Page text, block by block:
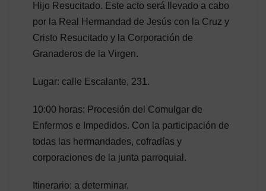
Hijo Resucitado. Este acto será llevado a cabo
por la Real Hermandad de Jesús con la Cruz y
Cristo Resucitado y la Corporación de
Granaderos de la Virgen.
Lugar: calle Escalante, 231.
10:00 horas: Procesión del Comulgar de
Enfermos e Impedidos. Con la participación de
todas las hermandades, cofradías y
corporaciones de la junta parroquial.
Itinerario: a determinar.